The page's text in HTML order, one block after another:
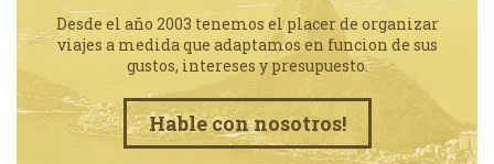
Desde el año 2003 tenemos el placer de organizar
viajes a medida que adaptamos en funcion de sus
gustos, intereses y presupuesto.
Hable con nosotros!